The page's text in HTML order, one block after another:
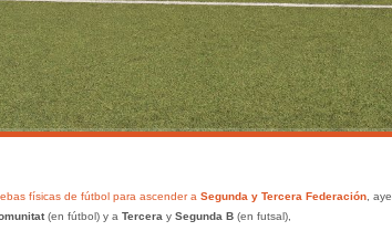
físicas de fútbol para ascender a Segunda y Tercera Federación,
(en fútbol) y a Terceray Segunda B(en futsal),